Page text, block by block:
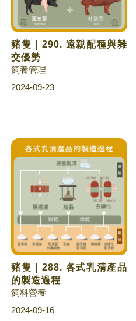
豬隻｜290. 遠親配種與雜
交優勢
飼養管理
2024-09-23
豬隻｜288. 各式乳清產品
的製造過程
飼料營養
2024-09-16